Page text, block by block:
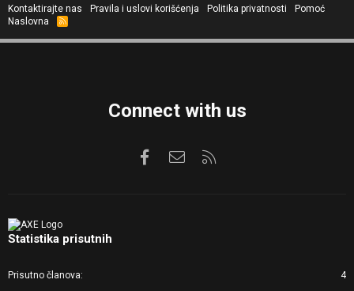
Kontaktirajte nas
Pravila i uslovi korišćenja Politika privatnosti
Pomoć
Naslovna
R
S
Connect with us
FacebookKontaktirajte nas
Statistika prisutnih
Prisutno članova 4